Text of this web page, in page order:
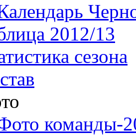
2012/13
сезона
команды-